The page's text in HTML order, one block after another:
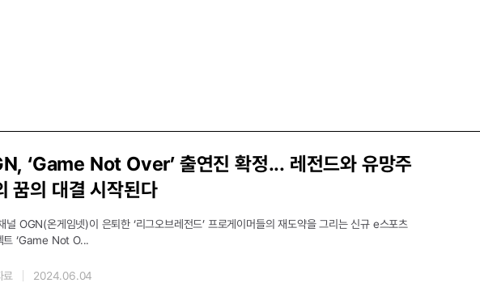
‘Game Not Over’ 출연진 확정... 레전드와 유망주
꿈의 대결 시작된다
널 OGN(온게임넷)이 은퇴한 ‘리그오브레전드’ 프로게이머들의 재도약을 그리는 신규 e스포츠
트 ‘Game Not O...
료 2024.06.04